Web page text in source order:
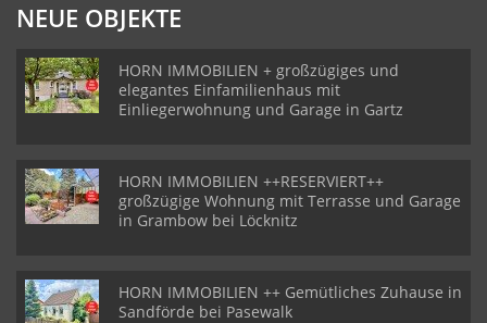
NEUE OBJEKTE
HORN IMMOBILIEN + großzügiges und
elegantes Einfamilienhaus mit
Einliegerwohnung und Garage in Gartz
HORN IMMOBILIEN ++RESERVIERT++
großzügige Wohnung mit Terrasse und Garage
in Grambow bei Löcknitz
HORN IMMOBILIEN ++ Gemütliches Zuhause in
Sandförde bei Pasewalk